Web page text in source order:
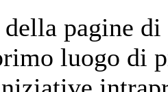
pagine
luogo di